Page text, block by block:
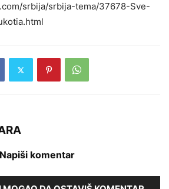
srbija/srbija-tema/37678-Sve-
Napiši komentar